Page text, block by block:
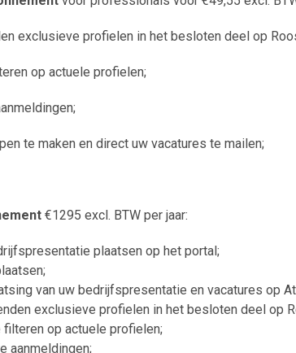
exclusieve profielen in het besloten deel op
op actuele profielen;
te maken en direct uw vacatures te mailen;
€1295 excl. BTW per jaar:
plaatsen op het portal;
van uw bedrijfspresentatie en vacatures op
exclusieve profielen in het besloten deel op
op actuele profielen;
aanmeldingen;